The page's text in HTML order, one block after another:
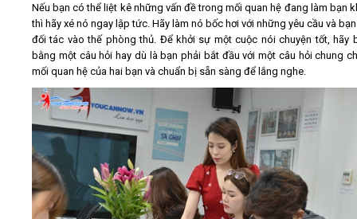
Nếu bạn có thể liệt kê những vấn đề trong mối quan hệ đang làm bạn
thì hãy xé nó ngay lập tức. Hãy làm nó bốc hơi với những yêu cầu và
đối tác vào thế phòng thủ. Để khởi sự một cuộc nói chuyện tốt, hãy
bằng một câu hỏi hay dù là bạn phải bắt đầu với một câu hỏi chung
mối quan hệ của hai bạn và chuẩn bị sẵn sàng để lắng nghe.